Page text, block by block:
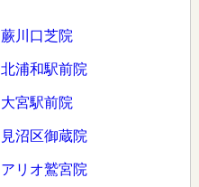
蕨川口芝院
北浦和駅前院
大宮駅前院
見沼区御蔵院
アリオ鷲宮院